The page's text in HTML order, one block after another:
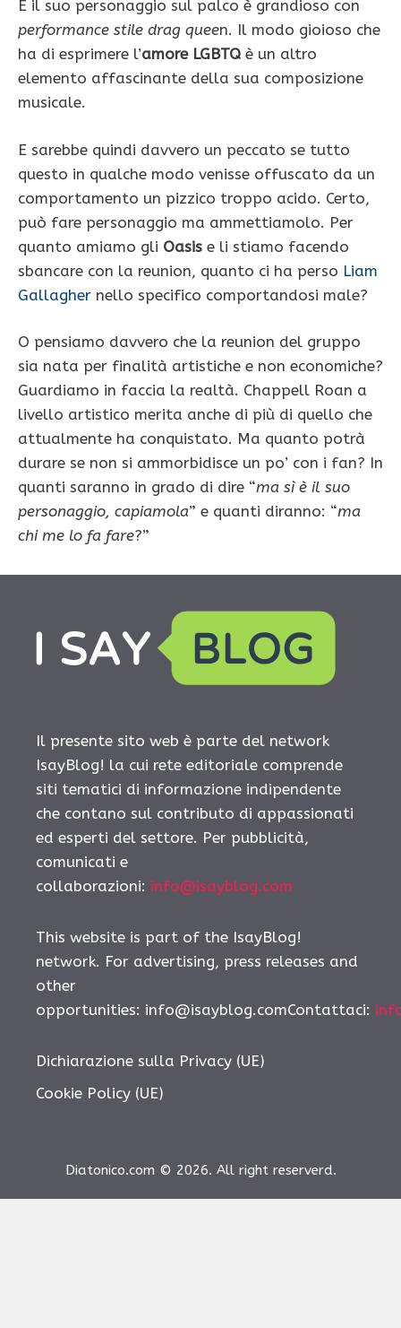
E il suo personaggio sul palco è grandioso con
performance stile drag queen. Il modo gioioso che
ha di esprimere l’amore LGBTQ è un altro
elemento affascinante della sua composizione
musicale.
E sarebbe quindi davvero un peccato se tutto
questo in qualche modo venisse offuscato da un
comportamento un pizzico troppo acido. Certo,
può fare personaggio ma ammettiamolo. Per
quanto amiamo gli Oasis e li stiamo facendo
sbancare con la reunion, quanto ci ha perso Liam
Gallagher nello specifico comportandosi male?
O pensiamo davvero che la reunion del gruppo
sia nata per finalità artistiche e non economiche?
Guardiamo in faccia la realtà. Chappell Roan a
livello artistico merita anche di più di quello che
attualmente ha conquistato. Ma quanto potrà
durare se non si ammorbidisce un po’ con i fan? In
quanti saranno in grado di dire “ma sì è il suo
personaggio, capiamola” e quanti diranno: “ma
chi me lo fa fare?”
Il presente sito web è parte del network
IsayBlog! la cui rete editoriale comprende
siti tematici di informazione indipendente
che contano sul contributo di appassionati
ed esperti del settore. Per pubblicità,
comunicati e
collaborazioni: info@isayblog.com
This website is part of the IsayBlog!
network. For advertising, press releases and
other
opportunities: info@isayblog.comContattaci:
Dichiarazione sulla Privacy (UE)
Cookie Policy (UE)
Diatonico.com © 2026. All right reserverd.